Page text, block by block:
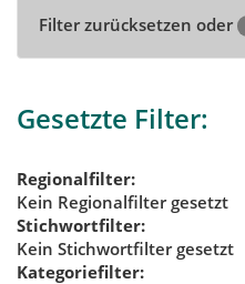
Filter zurücksetzen oder
Gesetzte Filter:
Regionalfilter:
Kein Regionalfilter gesetzt
Stichwortfilter:
Kein Stichwortfilter gesetzt
Kategoriefilter: